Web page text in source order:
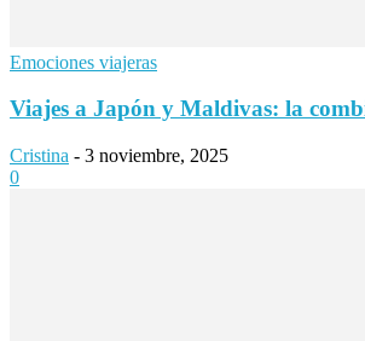
Emociones viajeras
Viajes a Japón y Maldivas: la
Cristina - 3 noviembre, 2025
0